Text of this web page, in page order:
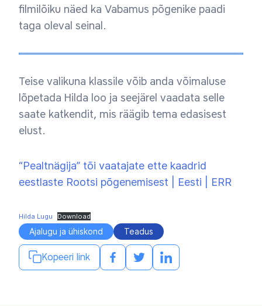
filmilõiku näed ka Vabamus põgenike paadi
taga oleval seinal.
Teise valikuna klassile võib anda võimaluse
lõpetada Hilda loo ja seejärel vaadata selle
saate katkendit, mis räägib tema edasisest
elust.
“Pealtnägija” tõi vaatajate ette kaadrid
eestlaste Rootsi põgenemisest | Eesti | ERR
Hilda Lugu Download
Ajalugu ja ühiskond Teadus
Kopeeri link